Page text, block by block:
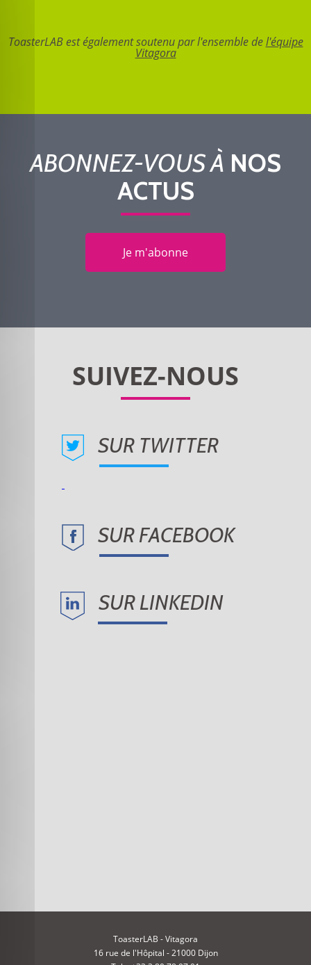
ToasterLAB est également soutenu par l'ensemble del'équipe
Vitagora
ABONNEZ-VOUS À NOS
ACTUS
Je m'abonne
SUR TWITTER
SUR FACEBOOK
SUR LINKEDIN
ToasterLAB - Vitagora
16 rue de l'Hôpital - 21000 Dijon